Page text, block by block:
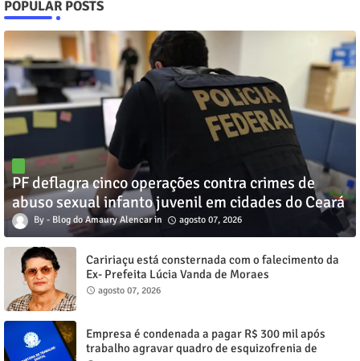
POPULAR POSTS
PF deflagra cinco operações contra crimes de
abuso sexual infanto juvenil em cidades do Ceará
Blog do Amaury Alencar agosto 07, 2026
Caririaçu está consternada com o falecimento da
Ex- Prefeita Lúcia Vanda de Moraes
agosto 07, 2026
Empresa é condenada a pagar R$ 300 mil após
trabalho agravar quadro de esquizofrenia de